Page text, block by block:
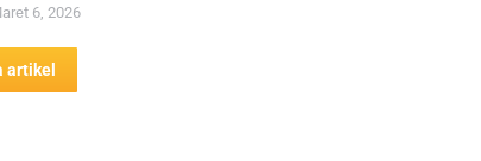
6, 2026
artikel